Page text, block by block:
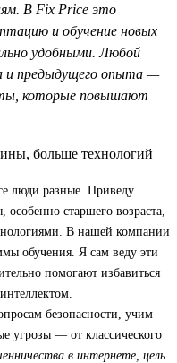
В Fix Price это
и обучение новых
удобными. Любой
и предыдущего опыта —
которые повышают
люди разные. Приведу
старшего возраста,
В нашей компании
обучения. Я сам веду эти
помогают избавиться
безопасности, учим
угрозы — от классического
в интернете, цель